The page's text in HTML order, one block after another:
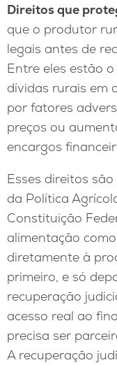
Direitos que
que o produtor
legais antes de
Entre eles estão
dívidas rurais em
por fatores
preços ou
encargos
Esses direitos
da Política
Constituição
alimentação
diretamente à
primeiro, e só
recuperação
acesso real ao
precisa ser
A recuperação